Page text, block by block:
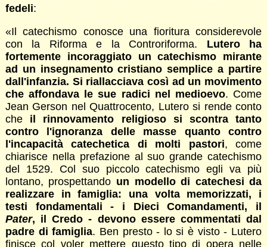
fedeli:
«Il catechismo conosce una fioritura considerevole
con la Riforma e la Controriforma. Lutero
ha
fortemente incoraggiato un catechismo mirante
ad un insegnamento cristiano semplice a partire
dall'infanzia. Si riallacciava così ad un movimento
che affondava le sue radici nel medioevo. Come
Jean Gerson nel Quattrocento, Lutero si rende conto
che il rinnovamento religioso si scontra tanto
contro l'ignoranza delle masse quanto contro
l'incapacità catechetica di molti pastori, come
chiarisce nella prefazione al suo grande catechismo
del 1529. Col suo piccolo catechismo egli va più
lontano, prospettando un modello di catechesi da
realizzare in famiglia: una volta memorizzati, i
testi fondamentali - i Dieci Comandamenti, il
Pater, il Credo - devono essere commentati dal
padre di famiglia. Ben presto - lo si è visto - Lutero
finisce col voler mettere questo tipo di opera nelle